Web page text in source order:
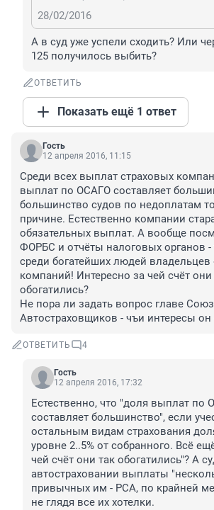
28/02/2016
А в суд уже успели сходить? Или
125 получилось выбить?
ОТВЕТИТЬ
Показать ещё 1 ответ
Гость
12 апреля 2016, 11:15
Среди всех выплат страховых
выплат по ОСАГО составляет
большинство судов по недоплатам
причине. Естественно компании
обязательных выплат. А вообще
ФОРБС и отчёты налоговых органов -
среди богатейших людей владельцев
компаний! Интересно за чей счёт они
обогатились?
Не пора ли задать вопрос главе
Автостраховщиков - чъи интересы он
ОТВЕТИТЬ 4
Гость
12 апреля 2016, 17:32
Естественно, что "доля выплат по
составляет большинство", если
остальным видам страхования
уровне 2..5% от собранного. Всё
чей счёт они так обогатились"? А
автостраховании выплаты
привычных им - РСА, по крайней
не глядя все их хотелки.